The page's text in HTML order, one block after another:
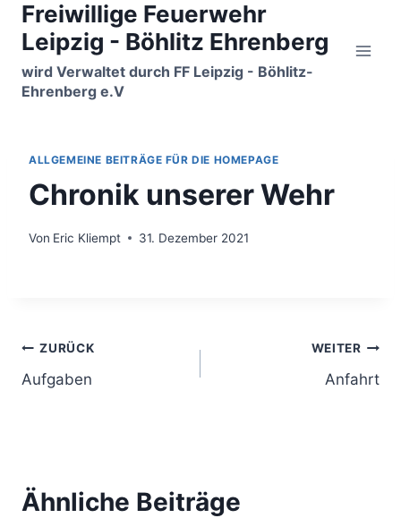
Zum
Inhalt
springen
Freiwillige Feuerwehr
Leipzig - Böhlitz Ehrenberg
wird Verwaltet durch FF Leipzig - Böhlitz-
Ehrenberg e.V
ALLGEMEINE BEITRÄGE FÜR DIE HOMEPAGE
Chronik unserer Wehr
Von Eric Kliempt 31. Dezember 2021
Beitragsnavigation
ZURÜCK
Aufgaben
WEITER
Anfahrt
Ähnliche Beiträge